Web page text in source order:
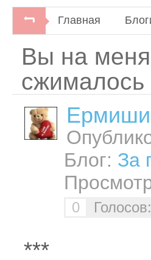
Главная
Вы на меня
сжималось
Блог: За
0
***